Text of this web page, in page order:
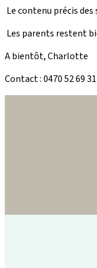
Le contenu précis
Les parents restent
A bientôt, Charlotte
Contact : 0470 52 69 31